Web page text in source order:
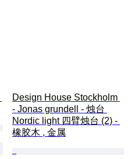
Design House Stockholm
- Jonas grundell - 烛台
Nordic light 四臂烛台 (2) -
橡胶木 , 金属